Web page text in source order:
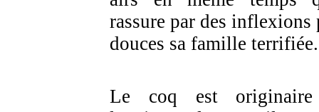
rassure par des inflexions
douces sa famille terrifiée.
Le coq est